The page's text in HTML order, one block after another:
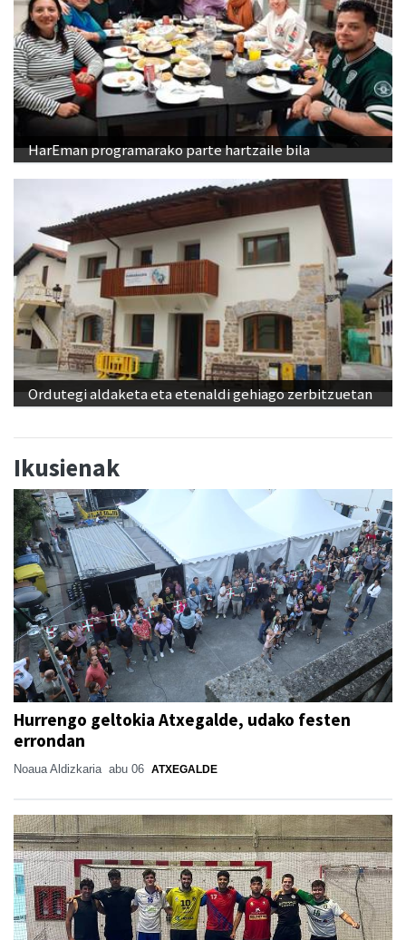
HarEman programarako parte hartzaile bila
Ordutegi aldaketa eta etenaldi gehiago zerbitzuetan
Ikusienak
Hurrengo geltokia Atxegalde, udako festen
errondan
Noaua Aldizkaria abu 06 ATXEGALDE